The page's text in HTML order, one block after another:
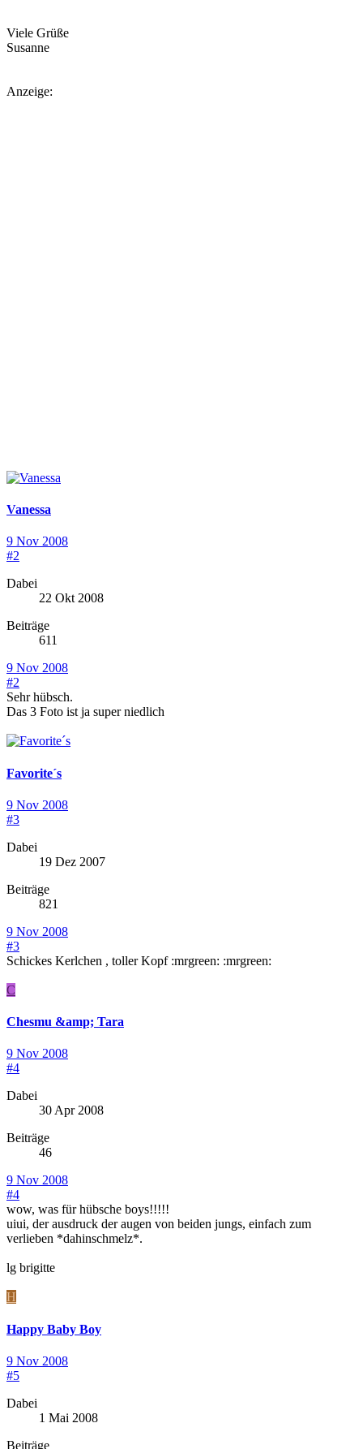
Viele Grüße
Susanne
Anzeige:
Vanessa
9 Nov 2008
#2
Dabei
22 Okt 2008
Beiträge
611
9 Nov 2008
#2
Sehr hübsch.
Das 3 Foto ist ja super niedlich
Favorite´s
9 Nov 2008
#3
Dabei
19 Dez 2007
Beiträge
821
9 Nov 2008
#3
Schickes Kerlchen , toller Kopf :mrgreen: :mrgreen:
C
Chesmu &amp; Tara
9 Nov 2008
#4
Dabei
30 Apr 2008
Beiträge
46
9 Nov 2008
#4
wow, was für hübsche boys!!!!!
uiui, der ausdruck der augen von beiden jungs, einfach zum
verlieben *dahinschmelz*.
lg brigitte
H
Happy Baby Boy
9 Nov 2008
#5
Dabei
1 Mai 2008
Beiträge